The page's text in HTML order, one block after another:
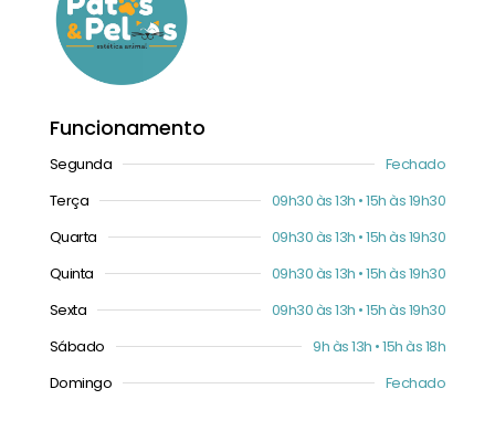
Funcionamento
Segunda
Fechado
Terça
09h30 às 13h • 15h às 19h30
Quarta
09h30 às 13h • 15h às 19h30
Quinta
09h30 às 13h • 15h às 19h30
Sexta
09h30 às 13h • 15h às 19h30
Sábado
9h às 13h • 15h às 18h
Domingo
Fechado